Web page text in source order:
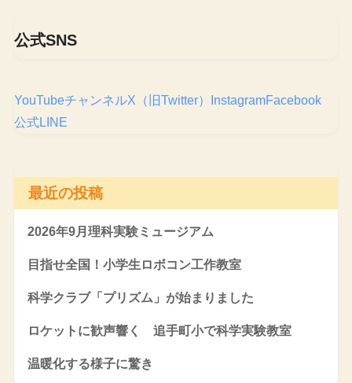
公式SNS
YouTubeチャンネルX（旧Twitter） InstagramFacebook
公式LINE
最近の投稿
2026年9月理科実験ミュージアム
目指せ全国！小学生ロボコン工作教室
科学クラブ「プリズム」が始まりました
ロケットに歓声響く 追手町小で科学実験教室
温暖化する様子に驚き